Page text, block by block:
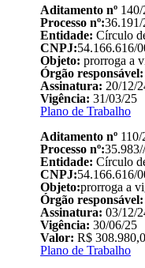
Aditamento nº
Processo nº:36.191/
Entidade: Círculo
CNPJ:54.166.616/
Objeto: prorroga a
Órgão responsável:
Assinatura: 20/12/
Vigência: 31/03/25
Plano de Trabalho
Aditamento nº 110/
Processo nº:
Entidade: Círculo
CNPJ:54.166.616/
Objeto:prorroga a
Órgão responsável:
Assinatura: 03/12/
Vigência: 30/06/25
Valor: R$
Plano de Trabalho